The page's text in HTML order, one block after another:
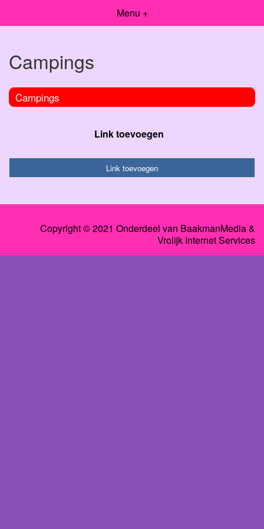
Menu +
Campings
Campings
Link toevoegen
Link toevoegen
Copyright © 2021 Onderdeel van BaakmanMedia&
Vrolijk Internet Services